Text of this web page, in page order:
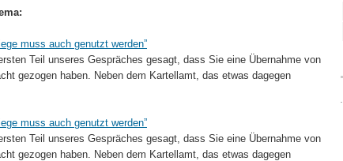
muss auch genutzt werden”
Teil unseres Gespräches gesagt, dass Sie eine Übernahme von
gezogen haben. Neben dem Kartellamt, das etwas dagegen
muss auch genutzt werden”
Teil unseres Gespräches gesagt, dass Sie eine Übernahme von
gezogen haben. Neben dem Kartellamt, das etwas dagegen